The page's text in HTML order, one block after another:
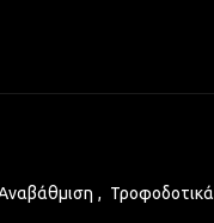
, Τροφοδοτικά